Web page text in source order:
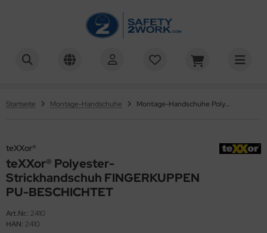
Startseite Montage-Handschuhe Montage-Handschuhe Polyester-Strickhandschuh FINGERKUPPEN PU-BESCHICHTET teXXor® 2410 weiss
teXXor®
teXXor® Polyester-
Strickhandschuh FINGERKUPPEN
PU-BESCHICHTET
Art.Nr.: 2410
HAN: 2410
Universal-Handschuhe